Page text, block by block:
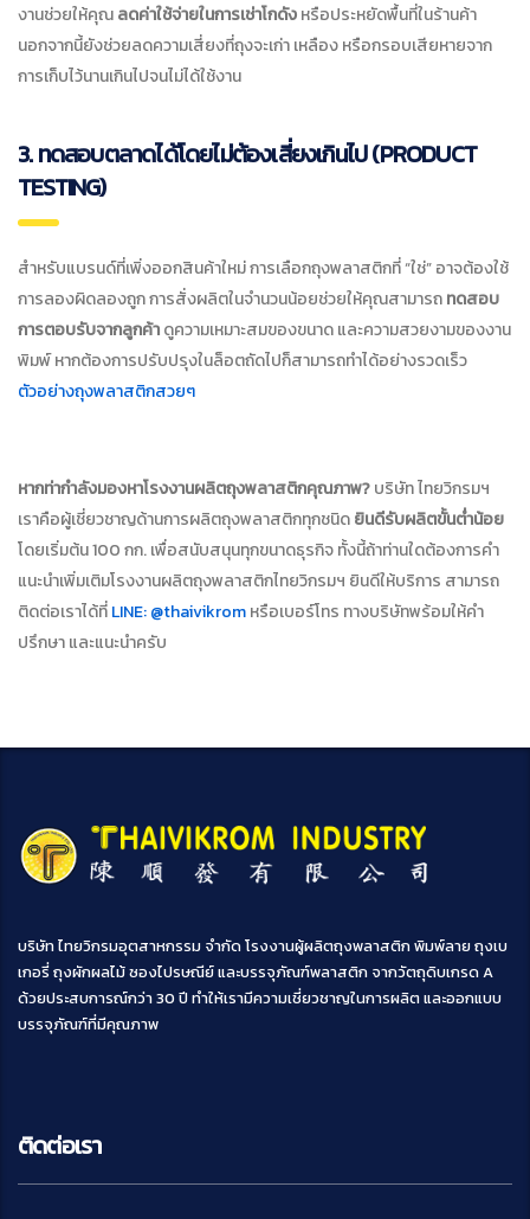
งานช่วยให้คุณลดค่าใช้จ่ายในการเช่าโกดังหรือประหยัดพื้นที่ในร้านค้า
นอกจากนี้ยังช่วยลดความเสี่ยงที่ถุงจะเก่า เหลือง หรือกรอบเสียหายจาก
การเก็บไว้นานเกินไปจนไม่ได้ใช้งาน
3. ทดสอบตลาดได้โดยไม่ต้องเสี่ยงเกินไป (PRODUCT
TESTING)
สำหรับแบรนด์ที่เพิ่งออกสินค้าใหม่ การเลือกถุงพลาสติกที่ “ใช่” อาจต้องใช้
การลองผิดลองถูก การสั่งผลิตในจำนวนน้อยช่วยให้คุณสามารถทดสอบ
การตอบรับจากลูกค้าดูความเหมาะสมของขนาด และความสวยงามของงาน
พิมพ์ หากต้องการปรับปรุงในล็อตถัดไปก็สามารถทำได้อย่างรวดเร็ว
ตัวอย่างถุงพลาสติกสวยๆ
หากท่ากำลังมองหาโรงงานผลิตถุงพลาสติกคุณภาพ?บริษัท ไทยวิกรมฯ
เราคือผู้เชี่ยวชาญด้านการผลิตถุงพลาสติกทุกชนิดยินดีรับผลิตขั้นต่ำน้อย
โดยเริ่มต้น 100 กก. เพื่อสนับสนุนทุกขนาดธุรกิจ ทั้งนี้ถ้าท่านใดต้องการคำ
แนะนำเพิ่มเติมโรงงานผลิตถุงพลาสติกไทยวิกรมฯ ยินดีให้บริการ สามารถ
ติดต่อเราได้ที่LINE: @thaivikromหรือเบอร์โทร ทางบริษัทพร้อมให้คำ
ปรึกษา และแนะนำครับ
บริษัท ไทยวิกรมอุตสาหกรรม จำกัด โรงงานผู้ผลิตถุงพลาสติก พิมพ์ลาย ถุงเบ
เกอรี่ ถุงผักผลไม้ ซองไปรษณีย์ และบรรจุภัณฑ์พลาสติก จากวัตถุดิบเกรด A
ด้วยประสบการณ์กว่า 30 ปี ทำให้เรามีความเชี่ยวชาญในการผลิต และออกแบบ
บรรจุภัณฑ์ที่มีคุณภาพ
ติดต่อเรา